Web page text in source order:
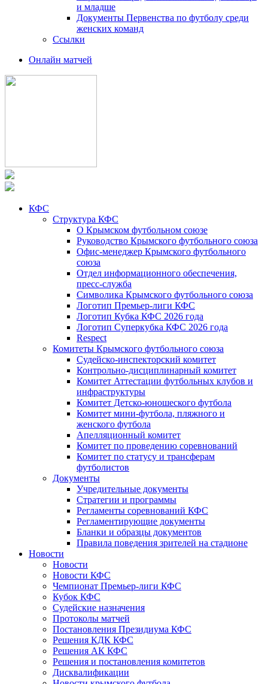
и младше
Документы Первенства по футболу среди
женских команд
Ссылки
Онлайн матчей
КФС
Структура КФС
О Крымском футбольном союзе
Руководство Крымского футбольного союза
Офис-менеджер Крымского футбольного
союза
Отдел информационного обеспечения,
пресс-служба
Символика Крымского футбольного союза
Логотип Премьер-лиги КФС
Логотип Кубка КФС 2026 года
Логотип Суперкубка КФС 2026 года
Respect
Комитеты Крымского футбольного союза
Судейско-инспекторский комитет
Контрольно-дисциплинарный комитет
Комитет Аттестации футбольных клубов и
инфраструктуры
Комитет Детско-юношеского футбола
Комитет мини-футбола, пляжного и
женского футбола
Апелляционный комитет
Комитет по проведению соревнований
Комитет по статусу и трансферам
футболистов
Документы
Учредительные документы
Стратегии и программы
Регламенты соревнований КФС
Регламентирующие документы
Бланки и образцы документов
Правила поведения зрителей на стадионе
Новости
Новости
Новости КФС
Чемпионат Премьер-лиги КФС
Кубок КФС
Судейские назначения
Протоколы матчей
Постановления Президиума КФС
Решения КДК КФС
Решения АК КФС
Решения и постановления комитетов
Дисквалификации